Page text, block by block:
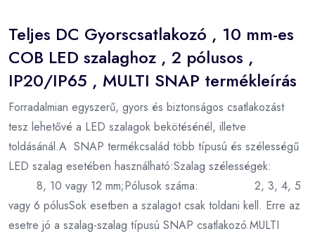
Teljes DC Gyorscsatlakozó , 10 mm-es
COB LED szalaghoz , 2 pólusos ,
IP20/IP65 , MULTI SNAP termékleírás
Forradalmian egyszerű, gyors és biztonságos csatlakozást
tesz lehetővé a LED szalagok bekötésénél, illetve
toldásánál.A SNAP termékcsalád több típusú és szélességű
LED szalag esetében használható:Szalag szélességek:
8, 10 vagy 12 mm;Pólusok száma: 2, 3, 4, 5
vagy 6 pólusSok esetben a szalagot csak toldani kell. Erre az
esetre jó a szalag-szalag típusú SNAP csatlakozó.MULTI